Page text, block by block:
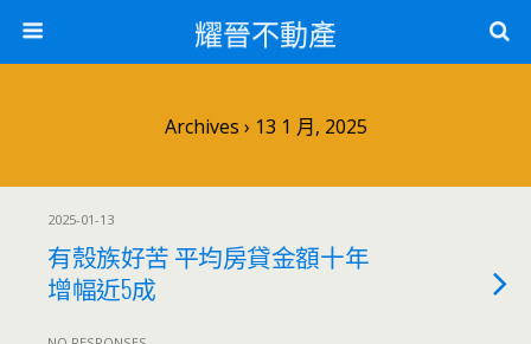
耀晉不動產
Archives › 13 1 月, 2025
2025-01-13
有殼族好苦 平均房貸金額十年
增幅近5成